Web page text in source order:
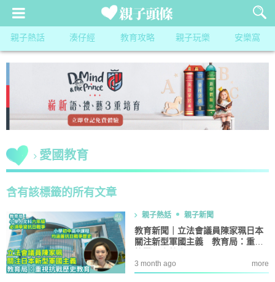
親子熱話 湊仔經 教育攻略 親子玩樂 安樂窩
愛國教育
含有該標籤的所有文章
親子熱話 親子新聞
教育新聞｜立法會議員陳家珮日本
關注新型軍國主義 教育局：重視
3 month ago more